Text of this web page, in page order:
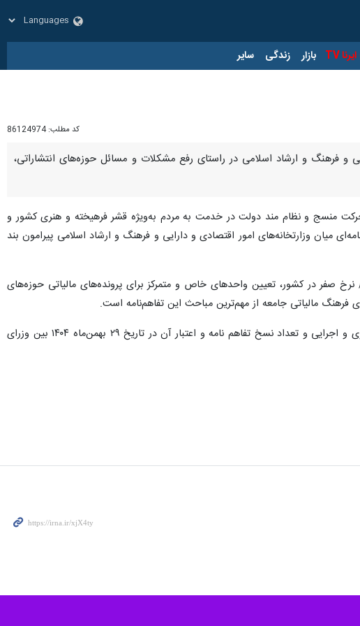
ایرنا TV بازار زندگی سایر
کد مطلب: 86124974